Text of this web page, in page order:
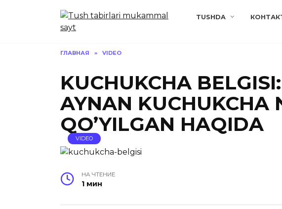
TUSHDA
ГЛАВНАЯ » VIDEO
KUCHUKCHA
AYNAN KUCHUKCHA
QO’YILGAN HAQIDA
VIDEO
НА ЧТЕНИЕ
1 мин